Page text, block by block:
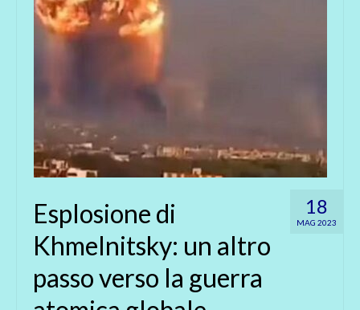
18
MAG 2023
Esplosione di
Khmelnitsky: un altro
passo verso la guerra